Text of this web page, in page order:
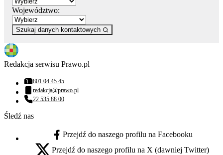
Województwo:
Szukaj danych kontaktowych
Redakcja serwisu Prawo.pl
Numer telefonu:
801 04 45 45
Adres email:
redakcja@prawo.pl
Numer telefonu:
22 535 88 00
Śledź nas
facebook - otwiera się w nowej karcie
Przejdź do naszego profilu na Facebooku
Przejdź do naszego profilu na X (dawniej Twitter)